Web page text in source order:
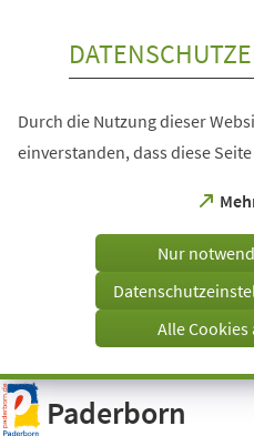
Visuelle
Assistenzsoftware
öffnen.
Durch die Nutzung dieser
einverstanden, dass diese
(Öffnet
einem
Tab)
Nur
Alle
Paderborn